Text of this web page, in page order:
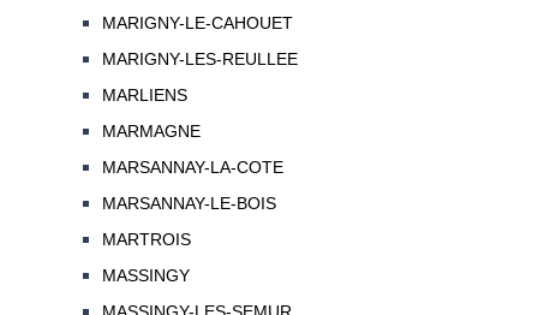
MARIGNY-LE-CAHOUET
MARIGNY-LES-REULLEE
MARLIENS
MARMAGNE
MARSANNAY-LA-COTE
MARSANNAY-LE-BOIS
MARTROIS
MASSINGY